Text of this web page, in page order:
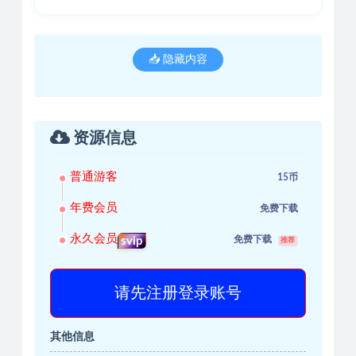
📥 隐藏内容
资源信息
普通游客 15币
年费会员 免费下载
永久会员 svip 免费下载 推荐
请先注册登录账号
其他信息